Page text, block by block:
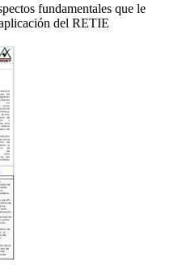
fundamentales que le
del RETIE